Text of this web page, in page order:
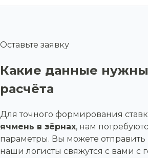
Оставьте заявку
Какие данные
расчёта
Для точного формирования
ячмень в зёрнах, нам
параметры. Вы можете отправить
наши логисты свяжутся с вами с